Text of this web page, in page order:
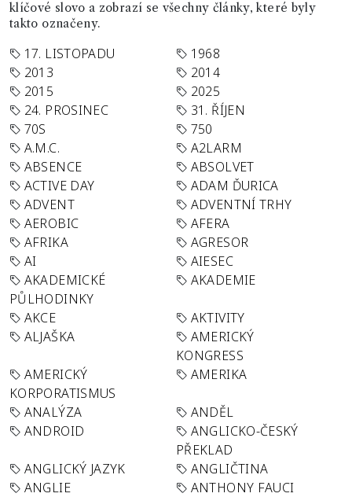
klíčové slovo a zobrazí se všechny články, které byly
takto označeny.
17. LISTOPADU
1968
2013
2014
2015
2025
24. PROSINEC
31. ŘÍJEN
70S
750
A.M.C.
A2LARM
ABSENCE
ABSOLVET
ACTIVE DAY
ADAM ĎURICA
ADVENT
ADVENTNÍ TRHY
AEROBIC
AFERA
AFRIKA
AGRESOR
AI
AIESEC
AKADEMICKÉ
PŮLHODINKY
AKADEMIE
AKCE
AKTIVITY
ALJAŠKA
AMERICKÝ
KONGRESS
AMERICKÝ
KORPORATISMUS
AMERIKA
ANALÝZA
ANDĚL
ANDROID
ANGLICKO-ČESKÝ
PŘEKLAD
ANGLICKÝ JAZYK
ANGLIČTINA
ANGLIE
ANTHONY FAUCI